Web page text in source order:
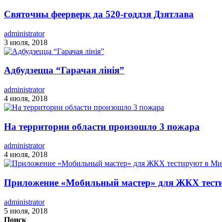
Святочны феерверк да 520-годдзя Дзятлава
administrator
3 июля, 2018
Адбудзецца “Гарачая лінія”
administrator
4 июля, 2018
На территории области произошло 3 пожара
administrator
4 июля, 2018
Приложение «Мобильный мастер» для ЖКХ
administrator
5 июля, 2018
Поиск